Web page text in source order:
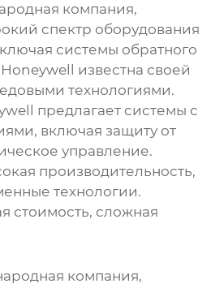
компания,
спектр оборудования
системы обратного
известна своей
технологиями.
предлагает системы с
включая защиту от
управление.
производительность,
технологии.
стоимость, сложная
компания,